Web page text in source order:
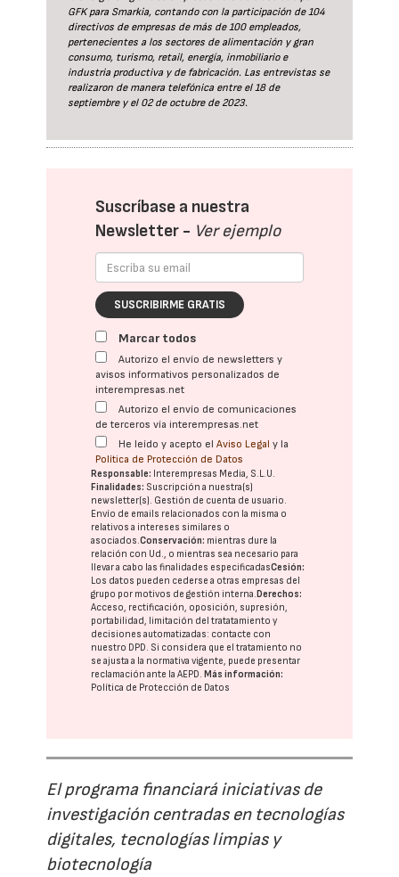
GFK para Smarkia, contando con la participación de 104
directivos de empresas de más de 100 empleados,
pertenecientes a los sectores de alimentación y gran
consumo, turismo, retail, energía, inmobiliario e
industria productiva y de fabricación. Las entrevistas se
realizaron de manera telefónica entre el 18 de
septiembre y el 02 de octubre de 2023.
Suscríbase a nuestra
Newsletter - Ver ejemplo
SUSCRIBIRME GRATIS
Marcar todos
Autorizo el envío de newsletters y
avisos informativos personalizados de
interempresas.net
Autorizo el envío de comunicaciones
de terceros vía interempresas.net
He leído y acepto elAviso Legal y la
Política de Protección de Datos
Responsable: Interempresas Media, S.L.U.
Finalidades: Suscripción a nuestra(s)
newsletter(s). Gestión de cuenta de usuario.
Envío de emails relacionados con la misma o
relativos a intereses similares o
asociados.Conservación: mientras dure la
relación con Ud., o mientras sea necesario para
llevar a cabo las finalidades especificadasCesión:
Los datos pueden cederse a otras empresas del
grupo por motivos de gestión interna. Derechos:
Acceso, rectificación, oposición, supresión,
portabilidad, limitación del tratatamiento y
decisiones automatizadas: contacte con
nuestro DPD. Si considera que el tratamiento no
se ajusta a la normativa vigente, puede presentar
reclamación ante laAEPD. Más información:
Política de Protección de Datos
El programa financiará iniciativas de
investigación centradas en tecnologías
digitales, tecnologías limpias y
biotecnología